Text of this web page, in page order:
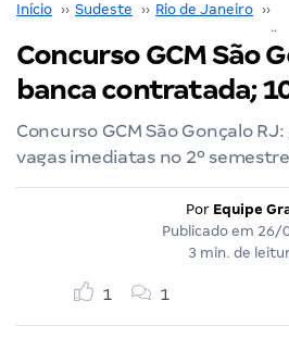
Início ›› Sudeste ›› Rio de Janeiro ››
Concurso GCM São
banca contratada;
Concurso GCM São Gonçalo
vagas imediatas no 2º
Por Equipe
Publicado em 26/
3 min. de
1 1